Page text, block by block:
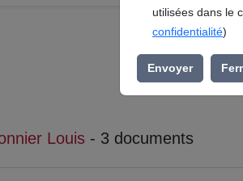
Louis - 3 documents
utilisées dans le
confidentialité)
Envoyer